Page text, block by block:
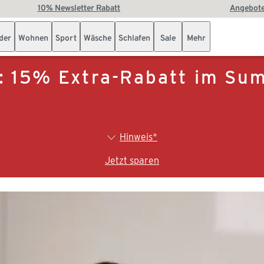
10% Newsletter Rabatt
Wohnen Sport Wäsche Schlafen Sale Mehr
15% Extra-Rabatt im
Hinweis*
Jetzt sparen